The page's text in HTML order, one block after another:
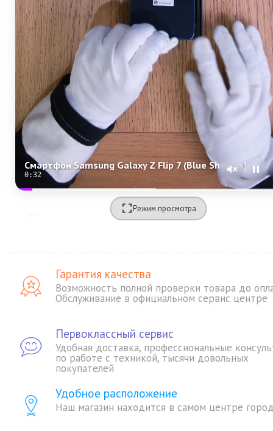
Смартфон Samsung Galaxy Z Flip 7 (Blue Shadow) SM-F766 (Nano-sim + eSim)
0:30
Режим просмотра
Гарантия качества
Возможность полной проверки товара до
Обслуживание в официальном сервис центре
Первоклассный сервис
Удобная доставка, профессиональные
по работе с техникой, тысячи довольных
покупателей
Удобное расположение
Наш магазин находится в самом центре